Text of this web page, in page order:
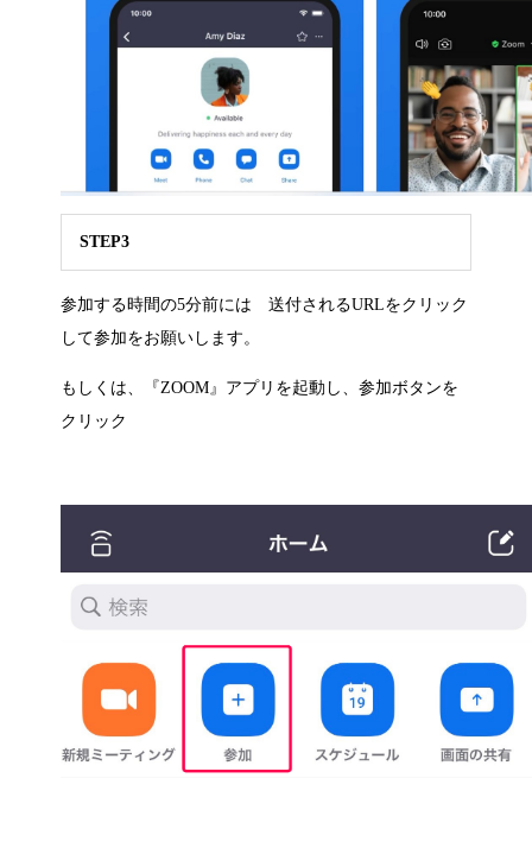
STEP3
参加する時間の5分前には 送付されるURLをクリック
して参加をお願いします。
もしくは、『ZOOM』アプリを起動し、参加ボタンを
クリック